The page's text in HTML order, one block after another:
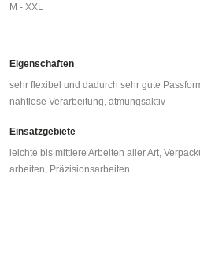
M - XXL
Eigenschaften
sehr flexibel und dadurch sehr gute
nahtlose Verarbeitung, atmungsaktiv
Einsatzgebiete
leichte bis mittlere Arbeiten aller Art,
arbeiten, Präzisionsarbeiten